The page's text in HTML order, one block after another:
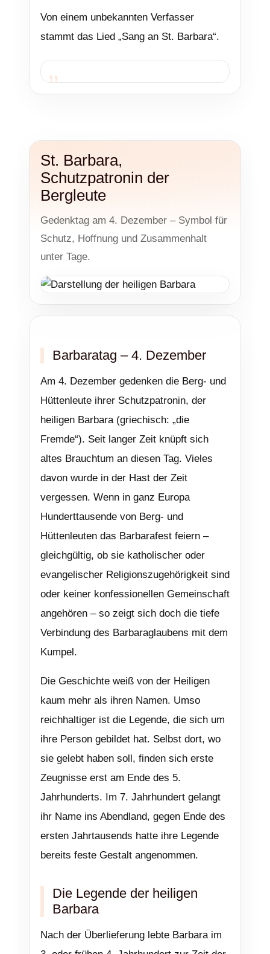
Von einem unbekannten Verfasser
stammt das Lied „Sang an St. Barbara“.
St. Barbara,
Schutzpatronin der
Bergleute
Gedenktag am 4. Dezember – Symbol für
Schutz, Hoffnung und Zusammenhalt
unter Tage.
Barbaratag – 4. Dezember
Am 4. Dezember gedenken die Berg- und
Hüttenleute ihrer Schutzpatronin, der
heiligen Barbara (griechisch: „die
Fremde“). Seit langer Zeit knüpft sich
altes Brauchtum an diesen Tag. Vieles
davon wurde in der Hast der Zeit
vergessen. Wenn in ganz Europa
Hunderttausende von Berg- und
Hüttenleuten das Barbarafest feiern –
gleichgültig, ob sie katholischer oder
evangelischer Religionszugehörigkeit sind
oder keiner konfessionellen Gemeinschaft
angehören – so zeigt sich doch die tiefe
Verbindung des Barbaraglaubens mit dem
Kumpel.
Die Geschichte weiß von der Heiligen
kaum mehr als ihren Namen. Umso
reichhaltiger ist die Legende, die sich um
ihre Person gebildet hat. Selbst dort, wo
sie gelebt haben soll, finden sich erste
Zeugnisse erst am Ende des 5.
Jahrhunderts. Im 7. Jahrhundert gelangt
ihr Name ins Abendland, gegen Ende des
ersten Jahrtausends hatte ihre Legende
bereits feste Gestalt angenommen.
Die Legende der heiligen
Barbara
Nach der Überlieferung lebte Barbara im